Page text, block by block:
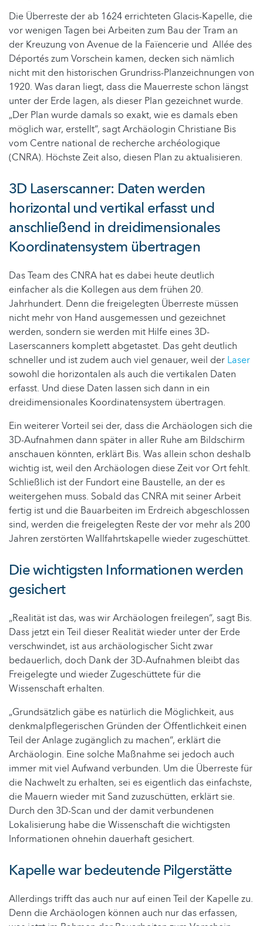
Die Überreste der ab 1624 errichteten Glacis-Kapelle, die
vor wenigen Tagen bei Arbeiten zum Bau der Tram an
der Kreuzung von Avenue de la Faïencerie und Allée des
Déportés zum Vorschein kamen, decken sich nämlich
nicht mit den historischen Grundriss-Planzeichnungen von
1920. Was daran liegt, dass die Mauerreste schon längst
unter der Erde lagen, als dieser Plan gezeichnet wurde.
„Der Plan wurde damals so exakt, wie es damals eben
möglich war, erstellt“, sagt Archäologin Christiane Bis
vom Centre national de recherche archéologique
(CNRA). Höchste Zeit also, diesen Plan zu aktualisieren.
3D Laserscanner: Daten werden
horizontal und vertikal erfasst und
anschließend in dreidimensionales
Koordinatensystem übertragen
Das Team des CNRA hat es dabei heute deutlich
einfacher als die Kollegen aus dem frühen 20.
Jahrhundert. Denn die freigelegten Überreste müssen
nicht mehr von Hand ausgemessen und gezeichnet
werden, sondern sie werden mit Hilfe eines 3D-
Laserscanners komplett abgetastet. Das geht deutlich
schneller und ist zudem auch viel genauer, weil der Laser
sowohl die horizontalen als auch die vertikalen Daten
erfasst. Und diese Daten lassen sich dann in ein
dreidimensionales Koordinatensystem übertragen.
Ein weiterer Vorteil sei der, dass die Archäologen sich die
3D-Aufnahmen dann später in aller Ruhe am Bildschirm
anschauen könnten, erklärt Bis. Was allein schon deshalb
wichtig ist, weil den Archäologen diese Zeit vor Ort fehlt.
Schließlich ist der Fundort eine Baustelle, an der es
weitergehen muss. Sobald das CNRA mit seiner Arbeit
fertig ist und die Bauarbeiten im Erdreich abgeschlossen
sind, werden die freigelegten Reste der vor mehr als 200
Jahren zerstörten Wallfahrtskapelle wieder zugeschüttet.
Die wichtigsten Informationen werden
gesichert
„Realität ist das, was wir Archäologen freilegen“, sagt Bis.
Dass jetzt ein Teil dieser Realität wieder unter der Erde
verschwindet, ist aus archäologischer Sicht zwar
bedauerlich, doch Dank der 3D-Aufnahmen bleibt das
Freigelegte und wieder Zugeschüttete für die
Wissenschaft erhalten.
„Grundsätzlich gäbe es natürlich die Möglichkeit, aus
denkmalpflegerischen Gründen der Öffentlichkeit einen
Teil der Anlage zugänglich zu machen“, erklärt die
Archäologin. Eine solche Maßnahme sei jedoch auch
immer mit viel Aufwand verbunden. Um die Überreste für
die Nachwelt zu erhalten, sei es eigentlich das einfachste,
die Mauern wieder mit Sand zuzuschütten, erklärt sie.
Durch den 3D-Scan und der damit verbundenen
Lokalisierung habe die Wissenschaft die wichtigsten
Informationen ohnehin dauerhaft gesichert.
Kapelle war bedeutende Pilgerstätte
Allerdings trifft das auch nur auf einen Teil der Kapelle zu.
Denn die Archäologen können auch nur das erfassen,